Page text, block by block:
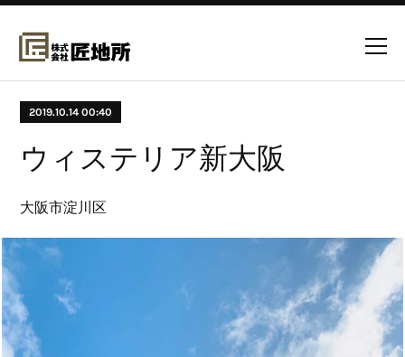
2019.10.14 00:40
ウィステリア新大阪
大阪市淀川区